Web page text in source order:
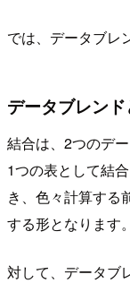
では、データブレ
データブレン
結合は、2つのデ
1つの表として結
き、色々計算する
する形となります。
対して、データブ